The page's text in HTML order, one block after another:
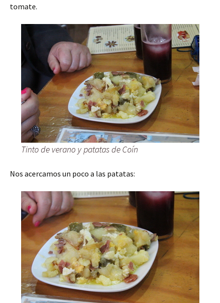
tomate.
Tinto de verano y patatas de Coín
Nos acercamos un poco a las patatas: